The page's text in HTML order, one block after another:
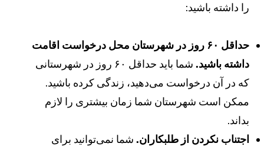
را داشته باشید:
حداقل ۶۰ روز در شهرستان محل درخواست اقامت
داشته باشید.
شما باید حداقل ۶۰ روز در شهرستانی
که در آن درخواست می‌دهید، زندگی کرده باشید.
ممکن است شهرستان شما زمان بیشتری را لازم
بداند.
اجتناب نکردن از طلبکاران. شما نمی‌توانید برای